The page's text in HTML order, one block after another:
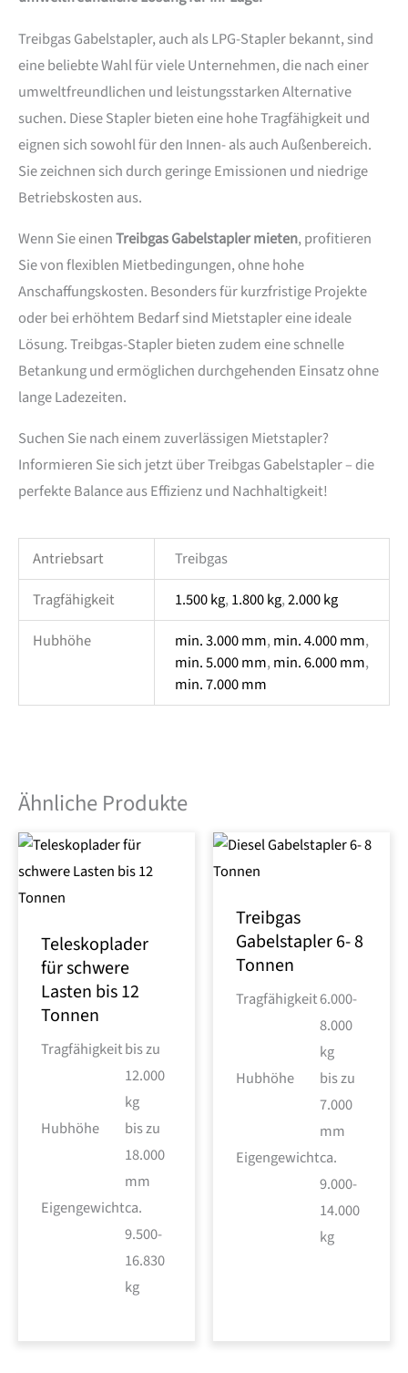
Treibgas Gabelstapler, auch als LPG-Stapler bekannt, sind
eine beliebte Wahl für viele Unternehmen, die nach einer
umweltfreundlichen und leistungsstarken Alternative
suchen. Diese Stapler bieten eine hohe Tragfähigkeit und
eignen sich sowohl für den Innen- als auch Außenbereich.
Sie zeichnen sich durch geringe Emissionen und niedrige
Betriebskosten aus.
Wenn Sie einenTreibgas Gabelstapler mieten, profitieren
Sie von flexiblen Mietbedingungen, ohne hohe
Anschaffungskosten. Besonders für kurzfristige Projekte
oder bei erhöhtem Bedarf sind Mietstapler eine ideale
Lösung. Treibgas-Stapler bieten zudem eine schnelle
Betankung und ermöglichen durchgehenden Einsatz ohne
lange Ladezeiten.
Suchen Sie nach einem zuverlässigen Mietstapler?
Informieren Sie sich jetzt über Treibgas Gabelstapler – die
perfekte Balance aus Effizienz und Nachhaltigkeit!
Antriebsart
Treibgas
Tragfähigkeit
1.500 kg,1.800 kg,2.000 kg
Hubhöhe
min. 3.000 mm,min. 4.000 mm,
min. 5.000 mm,min. 6.000 mm,
min. 7.000 mm
Ähnliche Produkte
Teleskoplader
für schwere
Lasten bis 12
Tonnen
Tragfähigkeitbis zu
12.000
kg
Hubhöhe
bis zu
18.000
mm
Eigengewichtca.
9.500-
16.830
kg
Treibgas
Gabelstapler 6- 8
Tonnen
Tragfähigkeit6.000-
8.000
kg
Hubhöhe
bis zu
7.000
mm
Eigengewichtca.
9.000-
14.000
kg